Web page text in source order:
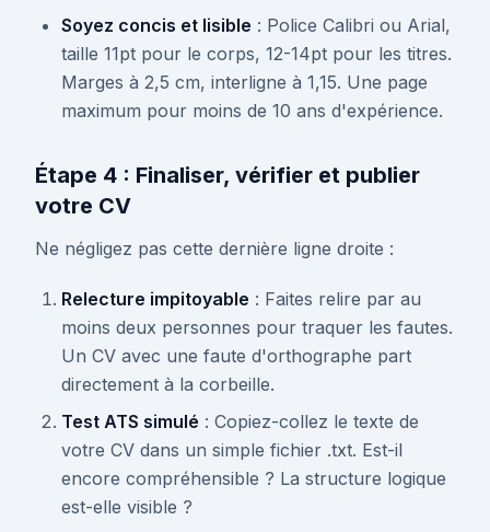
Soyez concis et lisible : Police Calibri ou Arial,
taille 11pt pour le corps, 12-14pt pour les titres.
Marges à 2,5 cm, interligne à 1,15. Une page
maximum pour moins de 10 ans d'expérience.
Étape 4 : Finaliser, vérifier et publier
votre CV
Ne négligez pas cette dernière ligne droite :
Relecture impitoyable : Faites relire par au
moins deux personnes pour traquer les fautes.
Un CV avec une faute d'orthographe part
directement à la corbeille.
Test ATS simulé : Copiez-collez le texte de
votre CV dans un simple fichier .txt. Est-il
encore compréhensible ? La structure logique
est-elle visible ?